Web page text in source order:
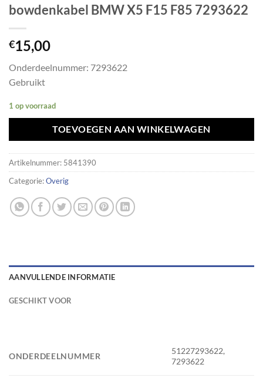
bowdenkabel BMW X5 F15 F85 7293622
€15,00
Onderdeelnummer: 7293622
Gebruikt
1 op voorraad
TOEVOEGEN AAN WINKELWAGEN
Artikelnummer: 5841390
Categorie:Overig
AANVULLENDE INFORMATIE
GESCHIKT VOOR
ONDERDEELNUMMER
51227293622,
7293622